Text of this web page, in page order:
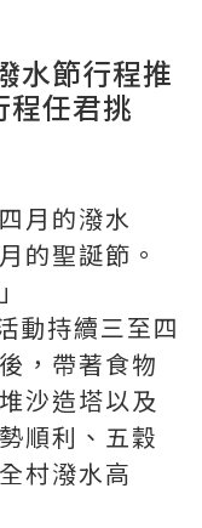
水節行程推
程任君挑
月的潑水
的聖誕節。
動持續三至四
，帶著食物
沙造塔以及
順利、五穀
村潑水高